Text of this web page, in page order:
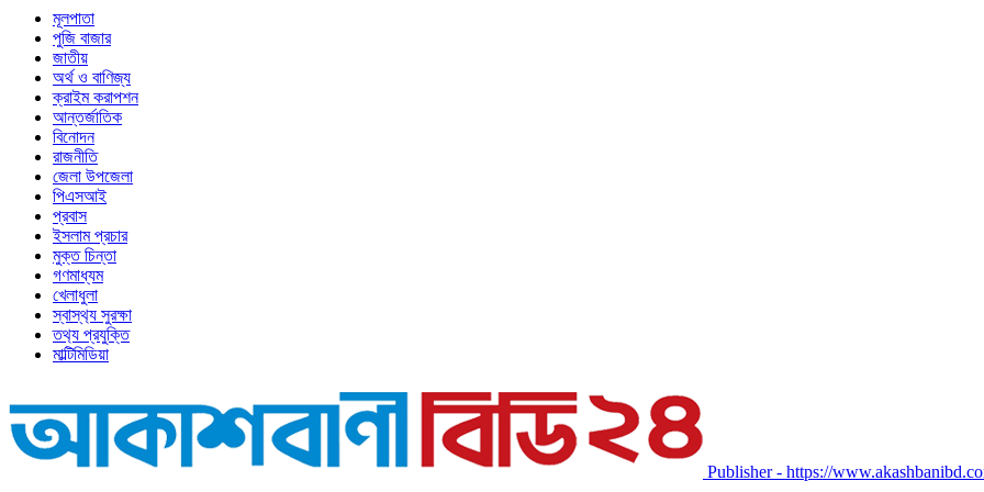
মূলপাতা
পুজি বাজার
জাতীয়
অর্থ ও বাণিজ্য
ক্রাইম করাপশন
আন্তর্জাতিক
বিনোদন
রাজনীতি
জেলা উপজেলা
পিএসআই
প্রবাস
ইসলাম প্রচার
মুক্ত চিন্তা
গণমাধ্যম
খেলাধুলা
স্বাস্থ‍্য সুরক্ষা
তথ‍্য প্রযুক্তি
মাল্টিমিডিয়া
Publisher - https://